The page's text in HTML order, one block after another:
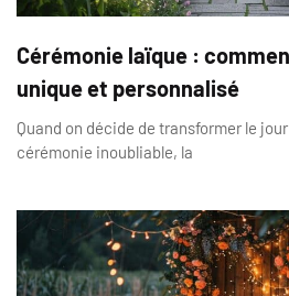
Cérémonie laïque :
unique et personnalisé
Quand on décide de transformer le
cérémonie inoubliable, la